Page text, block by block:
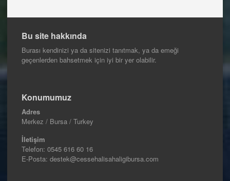
Bu site hakkında
Burası kendinizi ya da sitenizi tanıtmak, ya da emeği
geçenlerden bahsetmek için iyi bir yer olabilir.
Konumumuz
Adres
Merkez / Bursa / Turkey
İletişim
Telefon: 0545 616 60 16
E-Posta: destek@cessehalisahaligibursa.com